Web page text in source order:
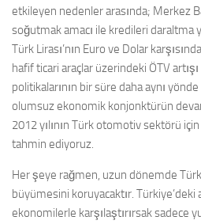
etkileyen nedenler arasında; Merkez
soğutmak amacı ile kredileri daraltma
Türk Lirası’nın Euro ve Dolar
hafif ticari araçlar üzerindeki ÖTV
politikalarının bir süre daha aynı
olumsuz ekonomik konjonktürün
2012 yılının Türk otomotiv sektörü için
tahmin ediyoruz.
Her şeye rağmen, uzun dönemde
büyümesini koruyacaktır. Türkiye’deki
ekonomilerle karşılaştırırsak sadece